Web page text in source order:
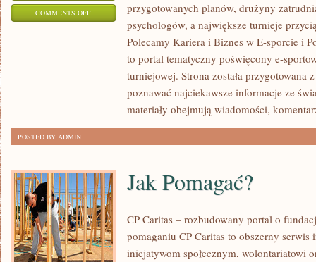
COMMENTS OFFON
LIGIESPORTU
przygotowanych planów, drużyny
psychologów, a największe turnieje
Polecamy Kariera i Biznes w E-sporcie i
to portal tematyczny poświęcony e-
turniejowej. Strona została przygotowana
poznawać najciekawsze informacje ze
materiały obejmują wiadomości,
POSTED BY ADMIN
Jak Pomagać?
CP Caritas – rozbudowany portal o
pomaganiu CP Caritas to obszerny
inicjatywom społecznym, wolontariatowi